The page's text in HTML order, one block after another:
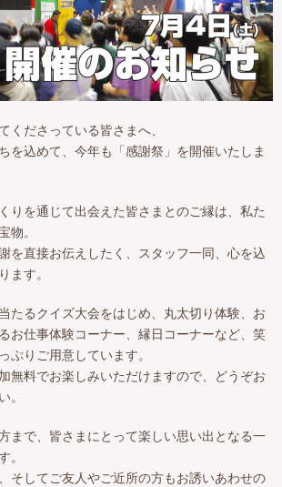
くださっている皆さまへ、
を込めて、今年も「感謝祭」を開催いたしま
りを通じて出会えた皆さまとのご縁は、私た
物。
を直接お伝えしたく、スタッフ一同、心を込
ます。
たるクイズ大会をはじめ、丸太切り体験、お
お仕事体験コーナー、縁日コーナーなど、笑
ぷりご用意しています。
無料でお楽しみいただけますので、どうぞお
。
まで、皆さまにとって楽しい思い出となる一
。
そしてご友人やご近所の方もお誘いあわせの